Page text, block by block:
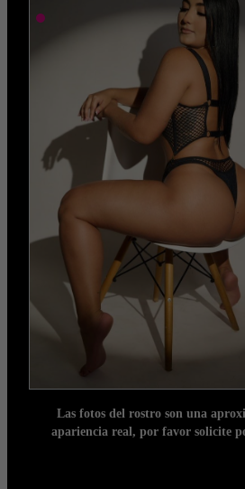
Las fotos del rostro son una
apariencia real, por favor solicite